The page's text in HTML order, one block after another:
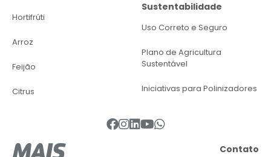
Hortifrúti
Arroz
Feijão
Citrus
Sustentabilidade
Uso Correto e Seguro
Plano de Agricultura
Sustentável
Iniciativas para Polinizadores
Contato